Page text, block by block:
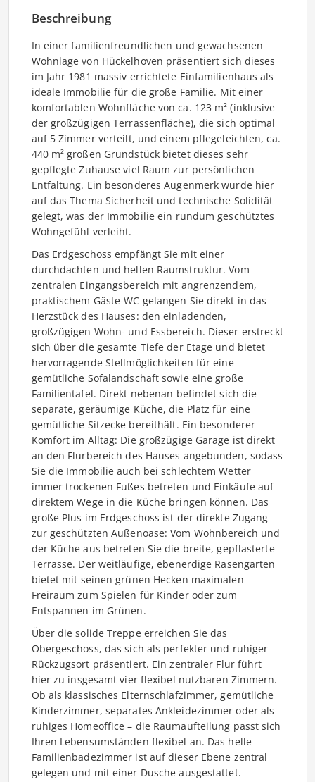
Beschreibung
In einer familienfreundlichen und gewachsenen
Wohnlage von Hückelhoven präsentiert sich dieses
im Jahr 1981 massiv errichtete Einfamilienhaus als
ideale Immobilie für die große Familie. Mit einer
komfortablen Wohnfläche von ca. 123 m² (inklusive
der großzügigen Terrassenfläche), die sich optimal
auf 5 Zimmer verteilt, und einem pflegeleichten, ca.
440 m² großen Grundstück bietet dieses sehr
gepflegte Zuhause viel Raum zur persönlichen
Entfaltung. Ein besonderes Augenmerk wurde hier
auf das Thema Sicherheit und technische Solidität
gelegt, was der Immobilie ein rundum geschütztes
Wohngefühl verleiht.
Das Erdgeschoss empfängt Sie mit einer
durchdachten und hellen Raumstruktur. Vom
zentralen Eingangsbereich mit angrenzendem,
praktischem Gäste-WC gelangen Sie direkt in das
Herzstück des Hauses: den einladenden,
großzügigen Wohn- und Essbereich. Dieser erstreckt
sich über die gesamte Tiefe der Etage und bietet
hervorragende Stellmöglichkeiten für eine
gemütliche Sofalandschaft sowie eine große
Familientafel. Direkt nebenan befindet sich die
separate, geräumige Küche, die Platz für eine
gemütliche Sitzecke bereithält. Ein besonderer
Komfort im Alltag: Die großzügige Garage ist direkt
an den Flurbereich des Hauses angebunden, sodass
Sie die Immobilie auch bei schlechtem Wetter
immer trockenen Fußes betreten und Einkäufe auf
direktem Wege in die Küche bringen können. Das
große Plus im Erdgeschoss ist der direkte Zugang
zur geschützten Außenoase: Vom Wohnbereich und
der Küche aus betreten Sie die breite, gepflasterte
Terrasse. Der weitläufige, ebenerdige Rasengarten
bietet mit seinen grünen Hecken maximalen
Freiraum zum Spielen für Kinder oder zum
Entspannen im Grünen.
Über die solide Treppe erreichen Sie das
Obergeschoss, das sich als perfekter und ruhiger
Rückzugsort präsentiert. Ein zentraler Flur führt
hier zu insgesamt vier flexibel nutzbaren Zimmern.
Ob als klassisches Elternschlafzimmer, gemütliche
Kinderzimmer, separates Ankleidezimmer oder als
ruhiges Homeoffice – die Raumaufteilung passt sich
Ihren Lebensumständen flexibel an. Das helle
Familienbadezimmer ist auf dieser Ebene zentral
gelegen und mit einer Dusche ausgestattet.